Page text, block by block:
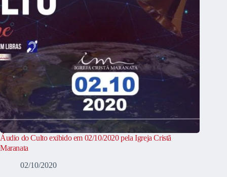
Áudio do Culto exibido em 02/10/2020 pela Igreja Cristã
Maranata
02/10/2020